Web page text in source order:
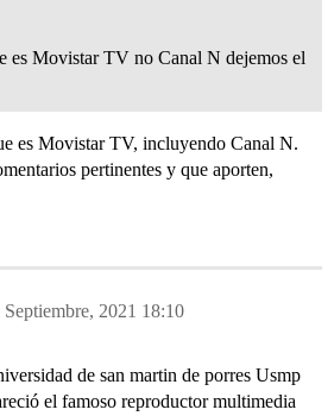
es Movistar TV no Canal N dejemos el
es Movistar TV, incluyendo Canal N.
pertinentes y que aporten,
Septiembre, 2021 18:10
de san martin de porres Usmp
el famoso reproductor multimedia